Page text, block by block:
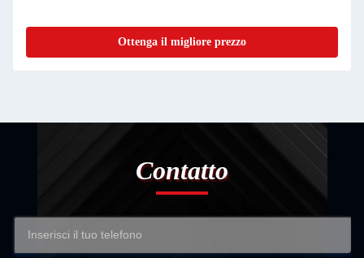
Ottenga il migliore prezzo
Contatto